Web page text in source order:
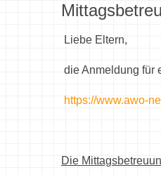
Liebe Eltern,
die Anmeldung für
https://www.awo-
Die